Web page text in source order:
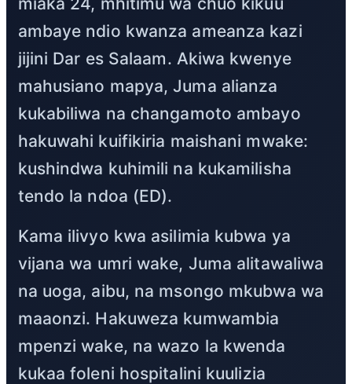
ambaye ndio kwanza ameanza kazi
jijini Dar es Salaam. Akiwa kwenye
mahusiano mapya, Juma alianza
kukabiliwa na changamoto ambayo
hakuwahi kuifikiria maishani mwake:
kushindwa kuhimili na kukamilisha
tendo la ndoa (ED).
Kama ilivyo kwa asilimia kubwa ya
vijana wa umri wake, Juma alitawaliwa
na uoga, aibu, na msongo mkubwa wa
maaonzi. Hakuweza kumwambia
mpenzi wake, na wazo la kwenda
kukaa foleni hospitalini kuulizia